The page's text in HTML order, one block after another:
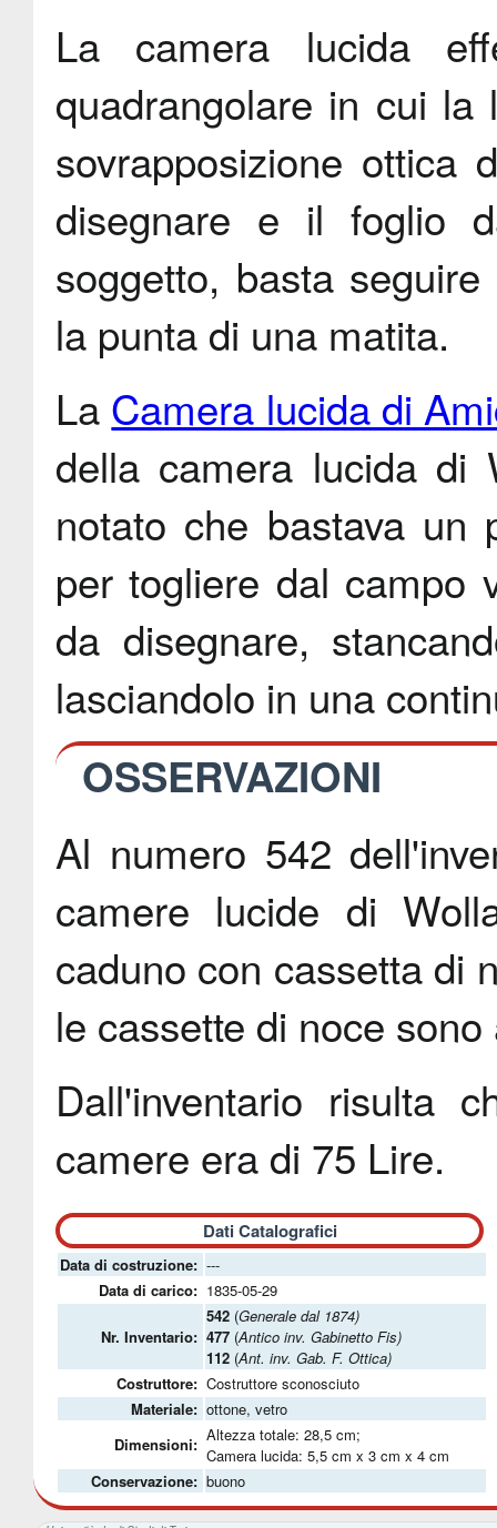
La camera lucida
quadrangolare in cui
sovrapposizione ottica
disegnare e il foglio
soggetto, basta
la punta di una matita.
La Camera lucida di
della camera lucida di
notato che bastava un
per togliere dal campo
da disegnare,
lasciandolo in una
OSSERVAZIONI
Al numero 542
camere lucide di
caduno con cassetta di
le cassette di noce
Dall'inventario risulta
camere era di 75 Lire.
Dati Catalografici
Data di costruzione: ---
Data di carico: 1835-05-29
Nr. Inventario:
542 (Generale dal 1874)
477 (Antico inv. Gabinetto Fis)
112 (Ant. inv. Gab. F. Ottica)
Costruttore: Costruttore sconosciuto
Materiale: ottone, vetro
Dimensioni: Altezza totale: 28,5 cm;
Camera lucida: 5,5 cm x 3 cm x 4 cm
Conservazione: buono